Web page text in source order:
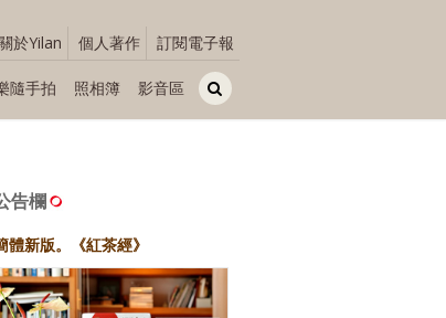
於Yilan 個人著作 訂閱電子報
隨手拍 照相簿 影音區
告欄
體新版。《紅茶經》